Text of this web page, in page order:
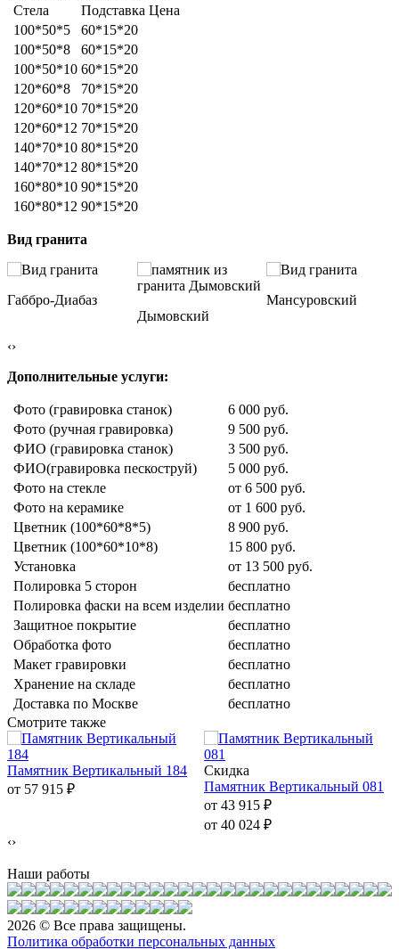
Стела
Подставка Цена
100*50*5
60*15*20
100*50*8
60*15*20
100*50*10 60*15*20
120*60*8
70*15*20
120*60*10 70*15*20
120*60*12 70*15*20
140*70*10 80*15*20
140*70*12 80*15*20
160*80*10 90*15*20
160*80*12 90*15*20
Вид гранита
Габбро-Диабаз
Дымовский
Мансуровский
‹›
Дополнительные услуги:
Фото (гравировка станок)
6 000 руб.
Фото (ручная гравировка)
9 500 руб.
ФИО (гравировка станок)
3 500 руб.
ФИО(гравировка пескоструй)
5 000 руб.
Фото на стекле
от 6 500 руб.
Фото на керамике
от 1 600 руб.
Цветник (100*60*8*5)
8 900 руб.
Цветник (100*60*10*8)
15 800 руб.
Установка
от 13 500 руб.
Полировка 5 сторон
бесплатно
Полировка фаски на всем изделии бесплатно
Защитное покрытие
бесплатно
Обработка фото
бесплатно
Макет гравировки
бесплатно
Хранение на складе
бесплатно
Доставка по Москве
бесплатно
Смотрите также
Памятник Вертикальный 184
от 57 915 ₽
Скидка
Памятник Вертикальный 081
от 43 915 ₽
от 40 024 ₽
‹›
Наши работы
2026 © Все права защищены.
Политика обработки персональных данных